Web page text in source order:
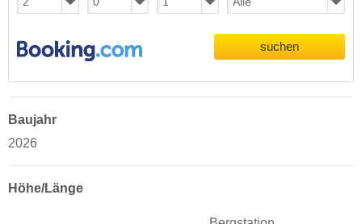
suchen
Baujahr
2026
Höhe/Länge